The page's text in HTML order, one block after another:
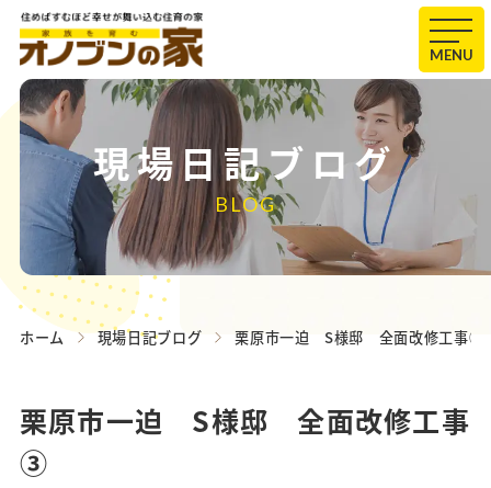
MENU
現場日記ブログ
BLOG
ホーム 現場日記ブログ 栗原市一迫 S様邸 全面改修工事③
栗原市一迫 S様邸 全面改修工事
③